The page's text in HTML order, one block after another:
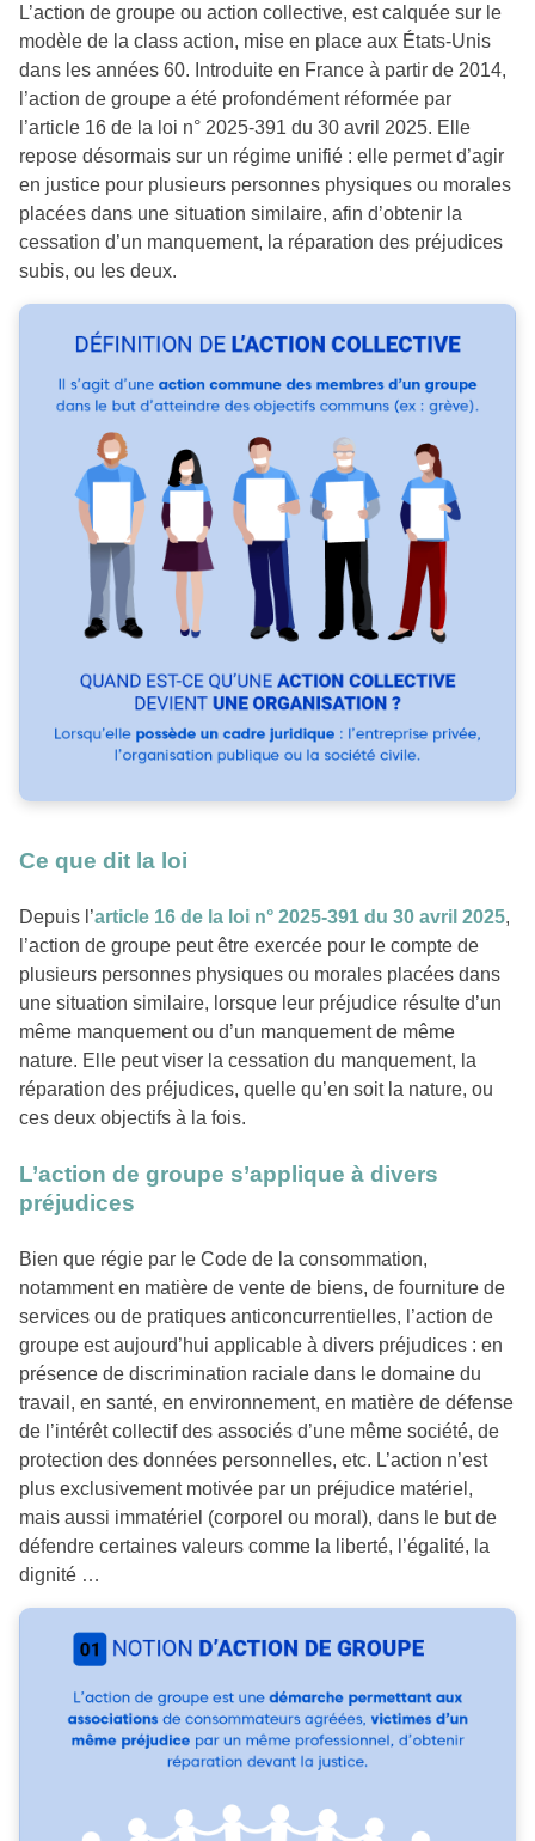
L’action de groupe ou action collective, est calquée sur le
modèle de la class action, mise en place aux États-Unis
dans les années 60. Introduite en France à partir de 2014,
l’action de groupe a été profondément réformée par
l’article 16 de la loi n° 2025-391 du 30 avril 2025. Elle
repose désormais sur un régime unifié : elle permet d’agir
en justice pour plusieurs personnes physiques ou morales
placées dans une situation similaire, afin d’obtenir la
cessation d’un manquement, la réparation des préjudices
subis, ou les deux.
Ce que dit la loi
Depuis l’article 16 de la loi n° 2025-391 du 30 avril 2025,
l’action de groupe peut être exercée pour le compte de
plusieurs personnes physiques ou morales placées dans
une situation similaire, lorsque leur préjudice résulte d’un
même manquement ou d’un manquement de même
nature. Elle peut viser la cessation du manquement, la
réparation des préjudices, quelle qu’en soit la nature, ou
ces deux objectifs à la fois.
L’action de groupe s’applique à divers
préjudices
Bien que régie par le Code de la consommation,
notamment en matière de vente de biens, de fourniture de
services ou de pratiques anticoncurrentielles, l’action de
groupe est aujourd’hui applicable à divers préjudices : en
présence de discrimination raciale dans le domaine du
travail, en santé, en environnement, en matière de défense
de l’intérêt collectif des associés d’une même société, de
protection des données personnelles, etc. L’action n’est
plus exclusivement motivée par un préjudice matériel,
mais aussi immatériel (corporel ou moral), dans le but de
défendre certaines valeurs comme la liberté, l’égalité, la
dignité …